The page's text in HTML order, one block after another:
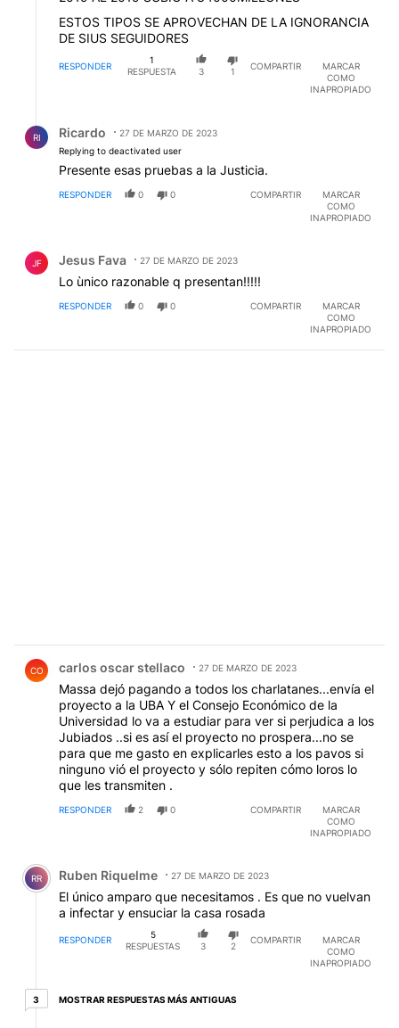
ESTOS TIPOS SE APROVECHAN DE LA IGNORANCIA
DE SIUS SEGUIDORES
RESPONDER
1
RESPUESTA
3 1
COMPARTIR
MARCAR
COMO
INAPROPIADO
RI Ricardo
27 DE MARZO DE 2023
Replying to deactivated user
Presente esas pruebas a la Justicia.
RESPONDER 0 0 COMPARTIR
MARCAR
COMO
INAPROPIADO
JF Jesus Fava 27 DE MARZO DE 2023
Lo ùnico razonable q presentan!!!!!
RESPONDER 0 0 COMPARTIR
MARCAR
COMO
INAPROPIADO
CO carlos oscar stellaco 27 DE MARZO DE 2023
Massa dejó pagando a todos los charlatanes...envía el
proyecto a la UBA Y el Consejo Económico de la
Universidad lo va a estudiar para ver si perjudica a los
Jubiados ..si es así el proyecto no prospera...no se
para que me gasto en explicarles esto a los pavos si
ninguno vió el proyecto y sólo repiten cómo loros lo
que les transmiten .
RESPONDER 2 0 COMPARTIR
MARCAR
COMO
INAPROPIADO
Comentario de Ruben Riquelme.
RR Ruben Riquelme 27 DE MARZO DE 2023
El único amparo que necesitamos . Es que no vuelvan
a infectar y ensuciar la casa rosada
RESPONDER
5
RESPUESTAS
3 2
COMPARTIR
MARCAR
COMO
INAPROPIADO
33 respuestas más antiguas
MOSTRAR RESPUESTAS MÁS ANTIGUAS